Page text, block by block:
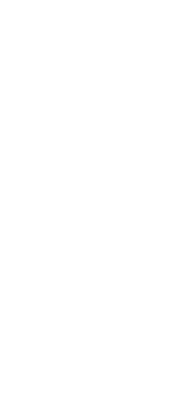
UN
À
et